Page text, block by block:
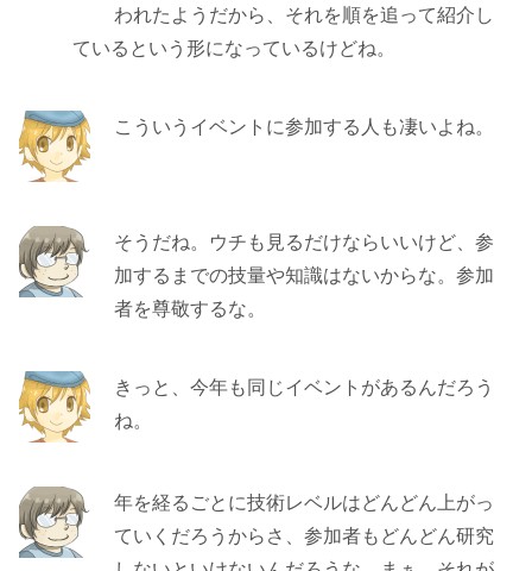
われたようだから、それを順を追って紹介し
ているという形になっているけどね。
こういうイベントに参加する人も凄いよね。
そうだね。ウチも見るだけならいいけど、参
加するまでの技量や知識はないからな。参加
者を尊敬するな。
きっと、今年も同じイベントがあるんだろう
ね。
年を経るごとに技術レベルはどんどん上がっ
ていくだろうからさ、参加者もどんどん研究